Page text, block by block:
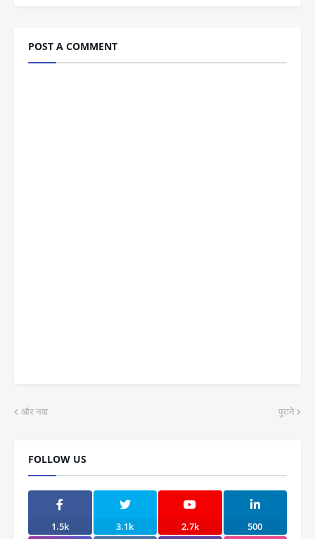
POST A COMMENT
और नया पुराने
FOLLOW US
1.5k 3.1k 2.7k 500